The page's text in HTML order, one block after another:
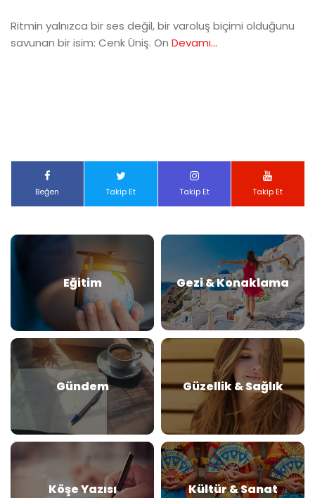
Ritmin yalnızca bir ses değil, bir varoluş biçimi olduğunu
savunan bir isim: Cenk Üniş. On Devamı...
Beğen Takip Et Takip Et Takip Et
Eğitim Gezi & Konaklama
Gündem Güzellik & Sağlık
Köşe Yazısı Kültür & Sanat